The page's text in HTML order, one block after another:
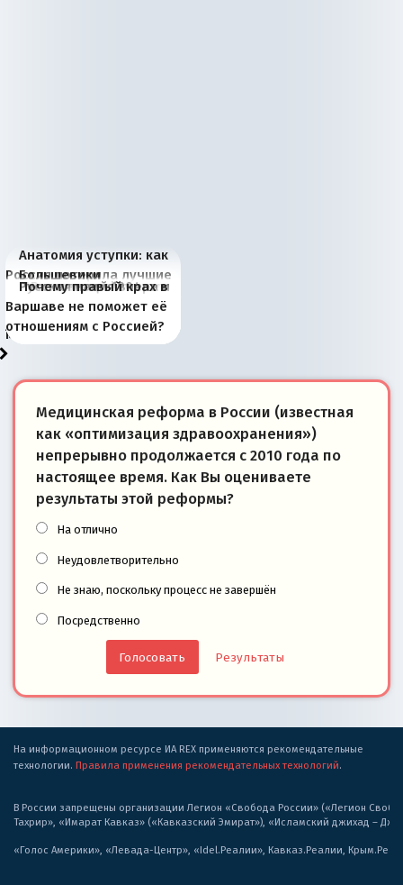
Анатомия уступки: как
Россия потеряла лучшие
рыбопромысловые
районы Баренцева
моря
Большевики
отличаются от «Яблока»
тем, что они -
победители
Киевская марионетка
Запада рассказала о
«переобувании» хозяев
В России назрели
перемены: 15 шагов к
суверенной экономике
Миграционный пожар
Европы
Россия начинает
сбрасывать балласт
Анкориджа
Россия зимой 1904
года: первые уступки во
внутренней политике
Русская нация вчера и
сегодня
Почему правый крах в
Варшаве не поможет её
отношениям с Россией?
Медицинская реформа в России (известная
как «оптимизация здравоохранения»)
непрерывно продолжается с 2010 года по
настоящее время. Как Вы оцениваете
результаты этой реформы?
На отлично
Неудовлетворительно
Не знаю, поскольку процесс не завершён
Посредственно
Результаты
На информационном ресурсе ИА REX применяются рекомендательные
технологии. Правила применения рекомендательных технологий.
В России запрещены организации Легион «Свобода России» («Легион
Тахрир», «Имарат Кавказ» («Кавказский Эмират»), «Исламский джихад –
«Голос Америки», «Левада-Центр», «Idel.Реалии», Кавказ.Реалии,